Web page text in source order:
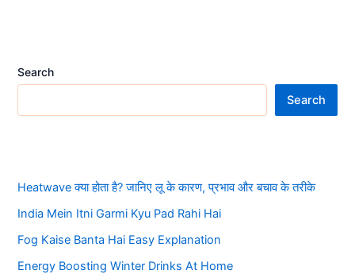
Search
Search
Heatwave क्या होता है? जानिए लू के कारण, प्रभाव और बचाव के तरीके
India Mein Itni Garmi Kyu Pad Rahi Hai
Fog Kaise Banta Hai Easy Explanation
Energy Boosting Winter Drinks At Home